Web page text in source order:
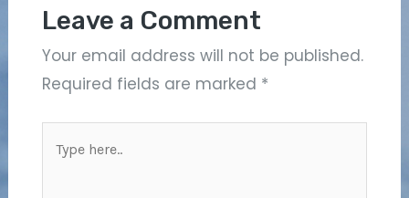
Leave a Comment
Your email address will not be published.
Required fields are marked *
here..